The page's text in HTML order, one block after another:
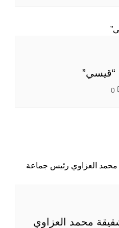
“قيسي”
0
محمد العزاوي